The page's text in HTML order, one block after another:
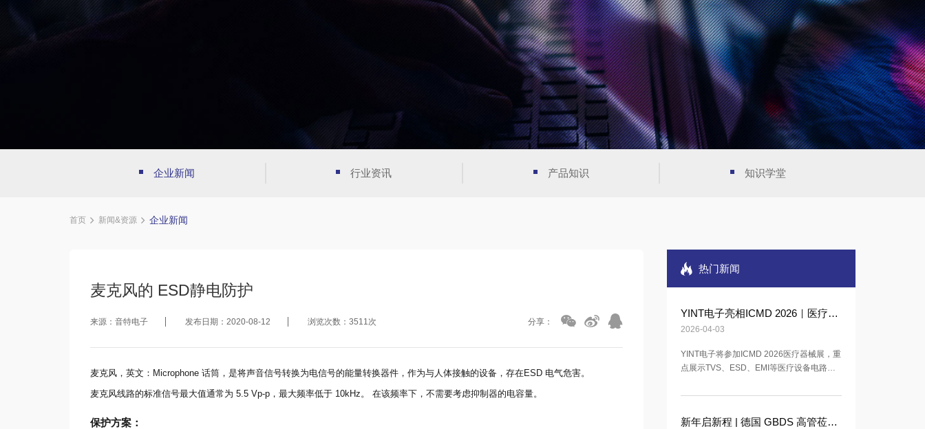
企业新闻 行业资讯 产品知识 知识学堂
首页 新闻&资源 企业新闻
麦克风的 ESD静电防护
来源：音特电子 发布日期：2020-08-12 浏览次数：3511次 分享：
麦克风，英文：Microphone 话筒，是将声音信号转换为电信号的能量转换器件，作为与人体接触的设备，存在ESD 电气危害。
麦克风线路的标准信号最大值通常为 5.5 Vp-p，最大频率低于 10kHz。 在该频率下，不需要考虑抑制器的电容量。
保护方案：
热门新闻
YINT电子亮相ICMD 2026｜医疗电子电路保护解决方案
2026-04-03
YINT电子将参加ICMD 2026医疗器械展，重
点展示TVS、ESD、EMI等医疗设备电路保
迎预约展位交流。
新年启新程 | 德国 GBDS 高管莅临音特电子 共商马年战略合作